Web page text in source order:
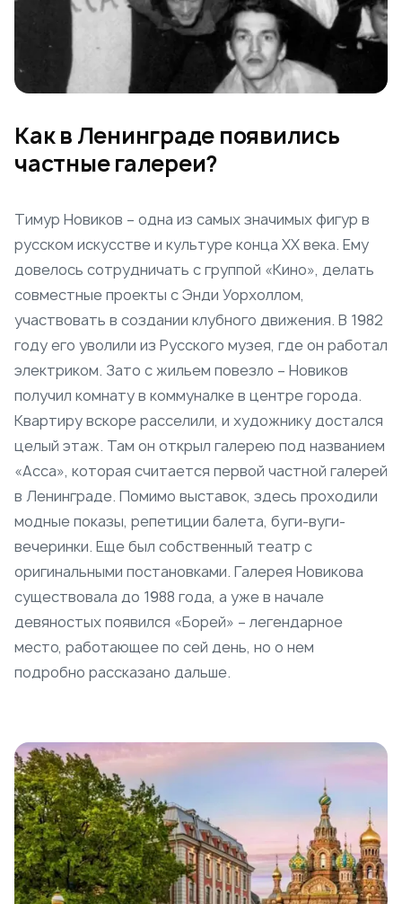
Как в Ленинграде появились
частные галереи?
Тимур Новиков – одна из самых значимых фигур в
русском искусстве и культуре конца XX века. Ему
довелось сотрудничать с группой «Кино», делать
совместные проекты с Энди Уорхоллом,
участвовать в создании клубного движения. В 1982
году его уволили из Русского музея, где он работал
электриком. Зато с жильем повезло – Новиков
получил комнату в коммуналке в центре города.
Квартиру вскоре расселили, и художнику достался
целый этаж. Там он открыл галерею под названием
«Асса», которая считается первой частной галерей
в Ленинграде. Помимо выставок, здесь проходили
модные показы, репетиции балета, буги-вуги-
вечеринки. Еще был собственный театр с
оригинальными постановками. Галерея Новикова
существовала до 1988 года, а уже в начале
девяностых появился «Борей» – легендарное
место, работающее по сей день, но о нем
подробно рассказано дальше.